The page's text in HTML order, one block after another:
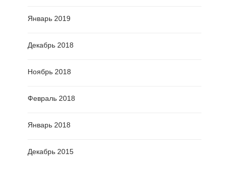
Январь 2019
Декабрь 2018
Ноябрь 2018
Февраль 2018
Январь 2018
Декабрь 2015